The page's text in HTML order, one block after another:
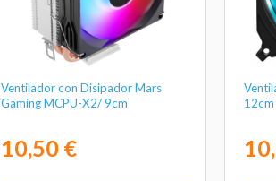
Ventilador con Disipador Mars
Gaming MCPU-X2/ 9cm
10,50 €
12cm